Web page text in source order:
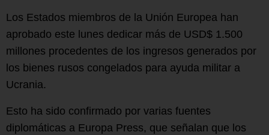
Los Estados miembros de la Unión Europea han
aprobado este lunes dedicar más de USD$ 1.500
millones procedentes de los ingresos generados por
los bienes rusos congelados para ayuda militar a
Ucrania.
Esto ha sido confirmado por varias fuentes
diplomáticas a Europa Press, que señalan que los